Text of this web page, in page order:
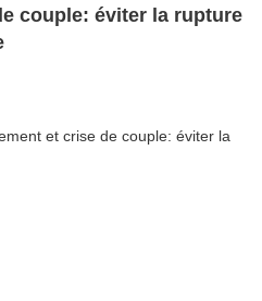
couple: éviter la rupture